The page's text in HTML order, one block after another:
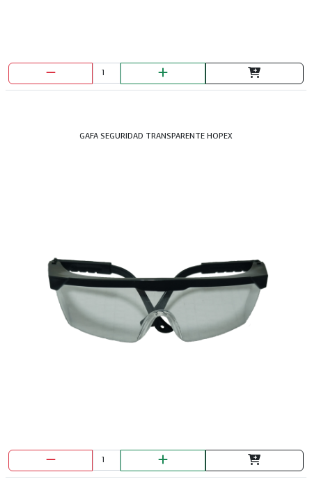
GAFA SEGURIDAD TRANSPARENTE HOPEX